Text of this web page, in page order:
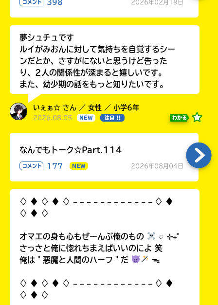
コメント 398 2026年02月19日
夢シュチュです
ルイがみおんに対して気持ちを自覚するシー
ンだとか、さすがにないと思うけど告った
り、2人の関係性が深まると嬉しいです。
また、幼少期の話をもっと知りたいです。
いぇぁ☆ さん ／ 女性 ／ 小学6年
2026.08.05 NEW 注目 !! わかる
なんでもトーク☆Part.114
コメント 177 NEW 2026年08月04日
♢ ♦︎ ♢ ♦︎ ♢ 𓐄 𓐄 𓐄 𓐄 𓐄 𓐄 𓐄 𓐄 𓐄 𓐄 𓐄 𓐄 ♢ ♦︎
♢ ♦︎ ♢
オマエの身も心もぜーんぶ俺のもの
◌ ⊹₊˚
さっさと俺に惚れちまえばいいのによ 笑
俺は＂悪魔と人間のハーフ＂だ
ᯓ
♢ ♦︎ ♢ ♦︎ ♢ 𓐄 𓐄 𓐄 𓐄 𓐄 𓐄 𓐄 𓐄 𓐄 𓐄 𓐄 𓐄 ♢ ♦︎
♢ ♦︎ ♢
い
い
え
で、
う
度
確
認
し
て
て
ね